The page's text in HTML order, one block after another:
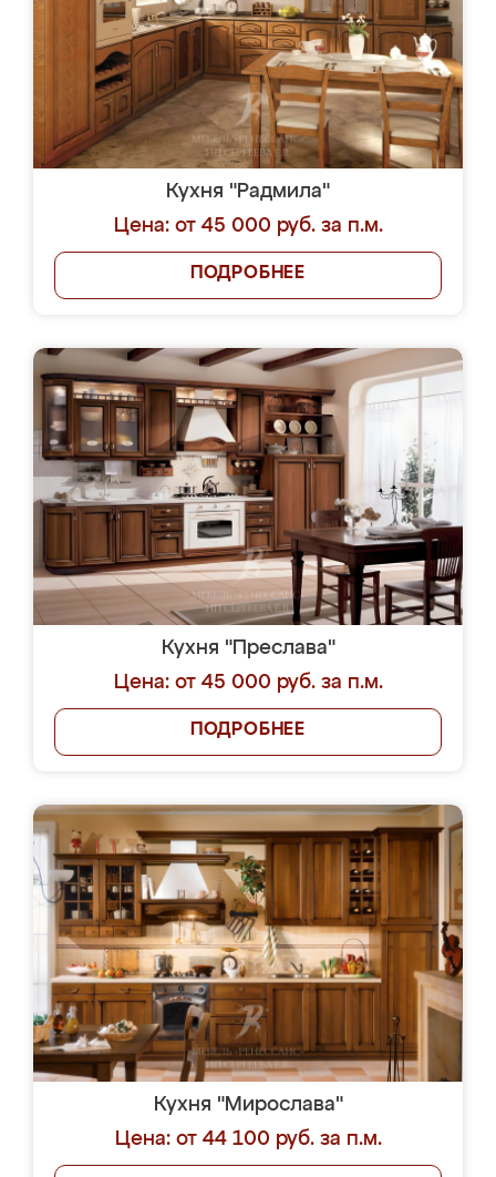
Кухня "Радмила"
Цена: от 45 000 руб. за п.м.
ПОДРОБНЕЕ
Кухня "Преслава"
Цена: от 45 000 руб. за п.м.
ПОДРОБНЕЕ
Кухня "Мирослава"
Цена: от 44 100 руб. за п.м.